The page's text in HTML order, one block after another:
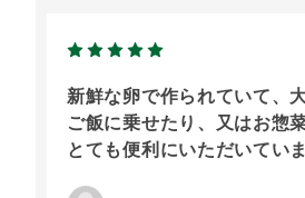
新鮮な卵で作られていて、
ご飯に乗せたり、又はお惣
とても便利にいただいていま